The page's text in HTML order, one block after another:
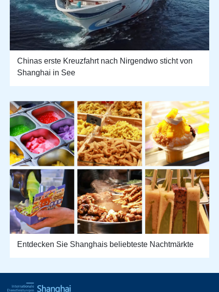
Chinas erste Kreuzfahrt nach Nirgendwo sticht von
Shanghai in See
Entdecken Sie Shanghais beliebteste Nachtmärkte